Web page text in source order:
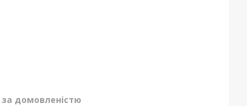
за домовленістю